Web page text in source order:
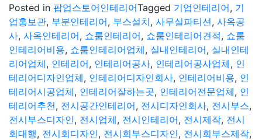
Posted in 팝업스토어인테리어Tagged 기업인테리어, 기
업홍보관, 부분인테리어, 부스설치, 사무실파티션, 사옥공
사, 사옥인테리어, 쇼룸인테리어, 쇼룸인테리어견적, 쇼룸
인테리어비용, 쇼룸인테리어업체, 실내인테리어, 실내인테
리어업체, 인테리어, 인테리어공사, 인테리어공사업체, 인
테리어디자인업체, 인테리어디자인회사, 인테리어비용, 인
테리어시공업체, 인테리어잘하는곳, 인테리어전문업체, 인
테리어추천, 전시공간인테리어, 전시디자인회사, 전시부스,
전시부스디자인, 전시업체, 전시인테리어, 전시제작, 전시
회대행, 전시회디자인, 전시회부스디자인, 전시회부스제작,